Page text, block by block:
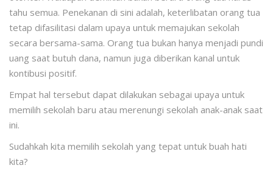
tahu semua. Penekanan di sini adalah, keterlibatan orang tua
tetap difasilitasi dalam upaya untuk memajukan sekolah
secara bersama-sama. Orang tua bukan hanya menjadi pundi
uang saat butuh dana, namun juga diberikan kanal untuk
kontibusi positif.
Empat hal tersebut dapat dilakukan sebagai upaya untuk
memilih sekolah baru atau merenungi sekolah anak-anak saat
ini.
Sudahkah kita memilih sekolah yang tepat untuk buah hati
kita?